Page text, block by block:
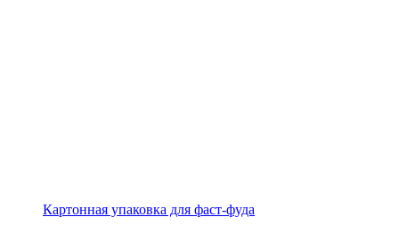
Картонная упаковка для фаст-фуда